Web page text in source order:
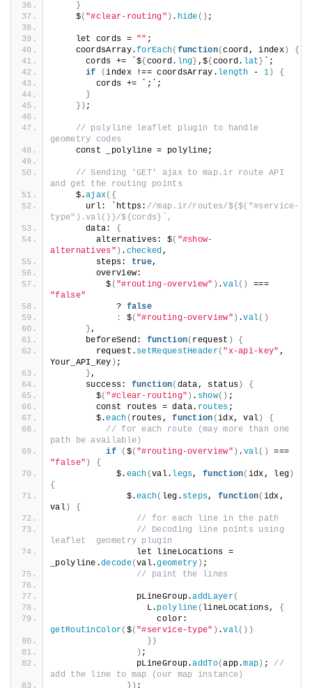
}
    $
( "#clear-routing" ) . hide () ;
    let cords =
"" ;
    coordsArray.
forEach( function(coord, index)
{
      cords += `$
{ coord. lng } ,${ coord. lat }
`;
if
(index !== coordsArray. length - 1 )
{
        cords += `;`;
}
}) ;
// polyline leaflet plugin to handle
geometry codes
    const _polyline = polyline;
// Sending 'GET' ajax to map.ir route API
and get the routing points
    $.
ajax({
      url: `https:
//map.ir/routes/${$("#service-
type").val()}/${cords}`,
      data:
{
        alternatives: $
( "#show-
alternatives" ) . checked,
        steps:
true,
        overview:
          $
( "#routing-overview" ) .val()
===
"false"
            ?
false
:
$( "#routing-overview" ) .val()
},
      beforeSend:
function( request )
{
        request.
setRequestHeader( "x-api-key" ,
Your_API_Key ) ;
},
      success:
function( data, status )
{
        $
( "#clear-routing" ) . show() ;
        const routes = data.
routes ;
        $.
each ( routes, function (idx, val )
{
// for each route (may more than one
path be available)
if
( $( "#routing-overview" ) . val()
"false" )
{
            $.
each (val. legs, function( idx, leg )
{
              $.
each( leg. steps, function( idx,
val)
{
// for each line in the path
// Decoding line points using
leaflet  geometry plugin
                let lineLocations =
_polyline.decode(val.geometry ) ;
// paint the lines
                pLineGroup.
addLayer(
                  L.
polyline ( lineLocations,
{
getRoutinColor( $( "#service-type" ) .val())
})
) ;
                pLineGroup.
addTo(app.map ) ; //
add the line to map (our map instance)
}) ;